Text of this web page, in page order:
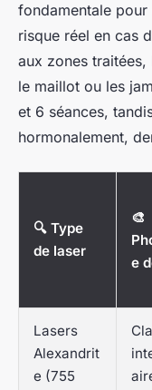
fondamentale pour
risque réel en cas
aux zones traitées,
le maillot ou les
et 6 séances,
hormonalement,
🔍 Type
de laser
🎨
e
Lasers
Alexandrit
e (755